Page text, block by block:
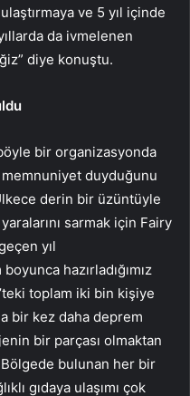
ve 5 yıl içinde
da ivmelenen
diye konuştu.
bir organizasyonda
duyduğunu
derin bir üzüntüyle
sarmak için Fairy
yıl
hazırladığımız
toplam iki bin kişiye
bir kez daha deprem
bir parçası olmaktan
bulunan her bir
gıdaya ulaşımı çok